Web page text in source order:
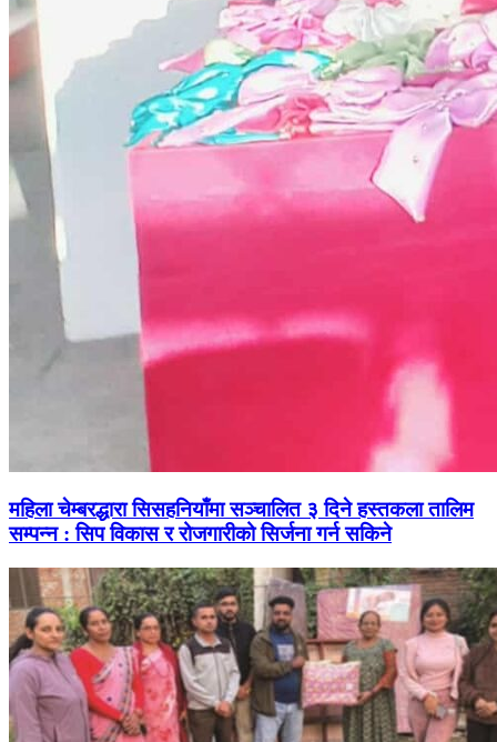
महिला चेम्बरद्धारा सिसहनियाँमा सञ्चालित ३ दिने हस्तकला तालिम
सम्पन्न : सिप विकास र रोजगारीको सिर्जना गर्न सकिने